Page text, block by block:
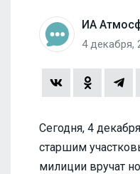
ИА
4 декабря,
Сегодня, 4
старшим
милиции вручат